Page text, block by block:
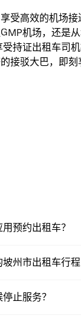
受高效的机场接
机场，还是从
持证出租车司
接驳大巴，即刻
预约出租车？
州市出租车行
止服务？